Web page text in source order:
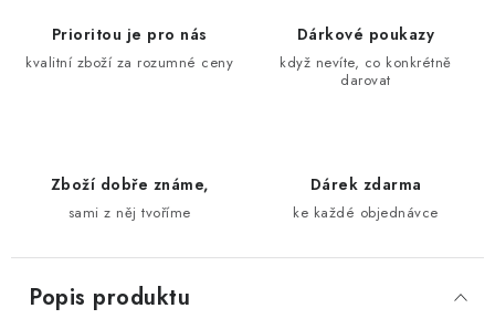
Prioritou je pro nás
kvalitní zboží za rozumné ceny
Dárkové poukazy
když nevíte, co konkrétně
darovat
Zboží dobře známe,
sami z něj tvoříme
Dárek zdarma
ke každé objednávce
Popis produktu